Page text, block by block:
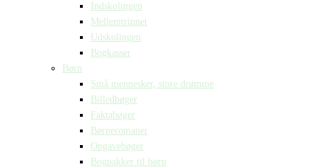
Indskolingen
Mellemtrinnet
Udskolingen
Bogkasser
Børn
Små mennesker, store drømme
Billedbøger
Faktabøger
Børneromaner
Opgavebøger
Bogpakker til børn